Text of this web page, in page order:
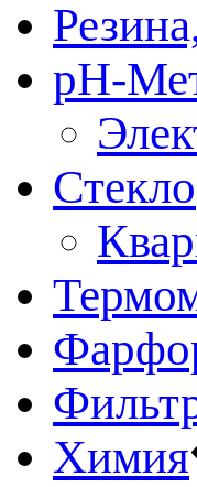
рН-
Стекло
Химия